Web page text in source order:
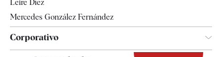
Leire Díez
Mercedes González Fernández
Corporativo
Contacto